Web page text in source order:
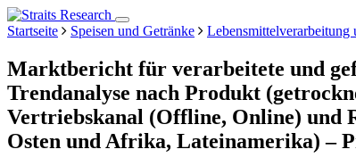
Startseite Speisen und Getränke Lebensmittelverarbeitung
Marktbericht für verarbeitete und
Trendanalyse nach Produkt
Vertriebskanal (Offline, Online) und
Osten und Afrika, Lateinamerika) –